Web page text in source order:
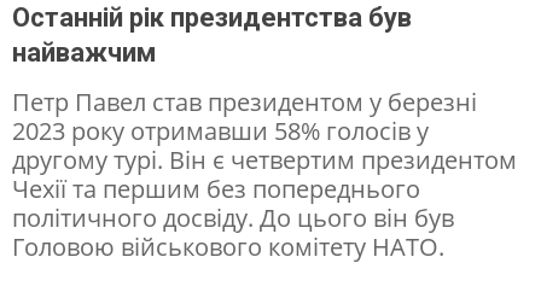
п
і
д
б
и
в
п
Останній рік президентства був
найважчим
Петр Павел став президентом у березні
2023 року отримавши 58% голосів у
другому турі. Він є четвертим президентом
Чехії та першим без попереднього
політичного досвіду. До цього він був
Головою військового комітету НАТО.